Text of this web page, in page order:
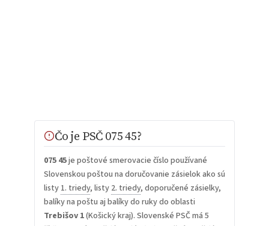
Čo je PSČ 075 45?
075 45je poštové smerovacie číslo používané
Slovenskou poštou na doručovanie zásielok ako sú
listy 1. triedy, listy 2. triedy, doporučené zásielky,
balíky na poštu aj balíky do ruky do oblasti
Trebišov 1(Košický kraj). Slovenské PSČ má 5